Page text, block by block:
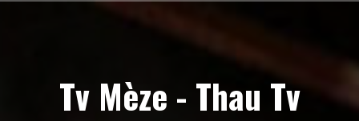
Tv Mèze - Thau Tv